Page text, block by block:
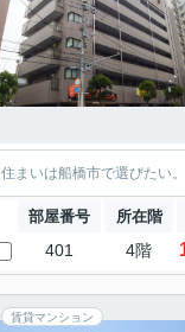
住まいは船橋市で選びたい
部屋番号 所在階
401 4階
賃貸マンション